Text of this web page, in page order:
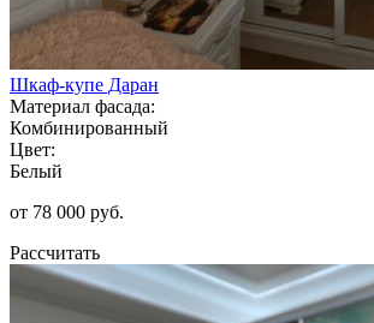
Шкаф-купе Даран
Материал фасада:
Комбинированный
Цвет:
Белый
от 78 000 руб.
Рассчитать